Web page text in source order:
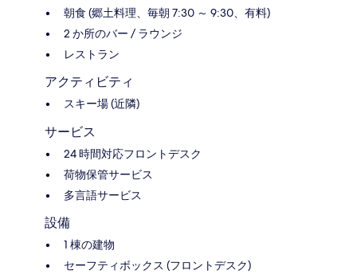
朝食 (郷土料理、毎朝 7:30 ～ 9:30、有料)
2 か所のバー / ラウンジ
レストラン
アクティビティ
スキー場 (近隣)
サービス
24 時間対応フロントデスク
荷物保管サービス
多言語サービス
設備
1 棟の建物
セーフティボックス (フロントデスク)